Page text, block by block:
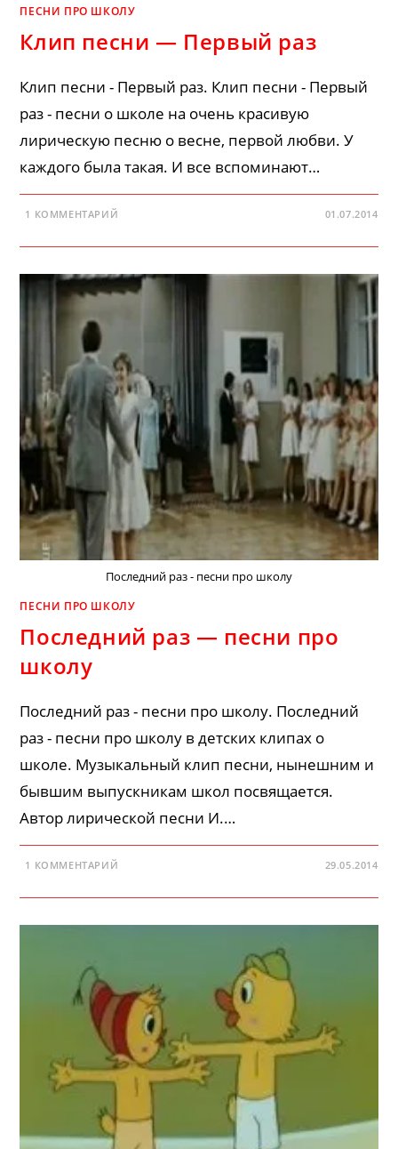
ПЕСНИ ПРО ШКОЛУ
Клип песни — Первый раз
Клип песни - Первый раз. Клип песни - Первый
раз - песни о школе на очень красивую
лирическую песню о весне, первой любви. У
каждого была такая. И все вспоминают…
1 КОММЕНТАРИЙ 01.07.2014
Последний раз - песни про школу
ПЕСНИ ПРО ШКОЛУ
Последний раз — песни про
школу
Последний раз - песни про школу. Последний
раз - песни про школу в детских клипах о
школе. Музыкальный клип песни, нынешним и
бывшим выпускникам школ посвящается.
Автор лирической песни И.…
1 КОММЕНТАРИЙ 29.05.2014